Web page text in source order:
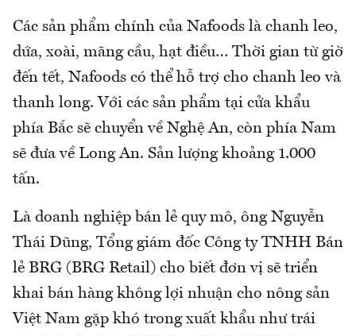
Các sản phẩm chính của Nafoods là chanh leo,
dứa, xoài, mãng cầu, hạt điều… Thời gian từ giờ
đến tết, Nafoods có thể hỗ trợ cho chanh leo và
thanh long. Với các sản phẩm tại cửa khẩu
phía Bắc sẽ chuyển về Nghệ An, còn phía Nam
sẽ đưa về Long An. Sản lượng khoảng 1.000
tấn.
Là doanh nghiệp bán lẻ quy mô, ông Nguyễn
Thái Dũng, Tổng giám đốc Công ty TNHH Bán
lẻ BRG (BRG Retail) cho biết đơn vị sẽ triển
khai bán hàng không lợi nhuận cho nông sản
Việt Nam gặp khó trong xuất khẩu như trái